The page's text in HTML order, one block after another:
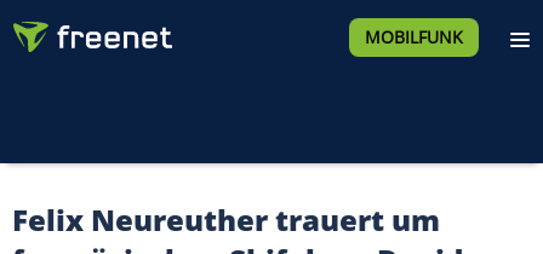
MOBILFUNK
Felix Neureuther trauert um